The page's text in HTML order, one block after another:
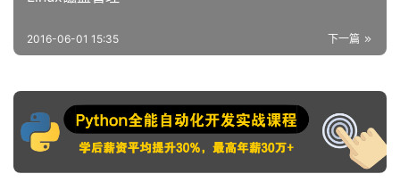
下一篇
2016-06-01 15:35